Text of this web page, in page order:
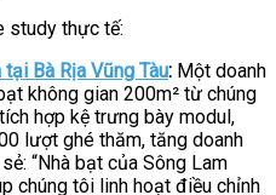
study thực tế:
Bà Rịa Vũng Tàu: Một doanh
không gian 200m² từ chúng
hợp kệ trưng bày modul,
lượt ghé thăm, tăng doanh
“Nhà bạt của Sông Lam
chúng tôi linh hoạt điều chỉnh